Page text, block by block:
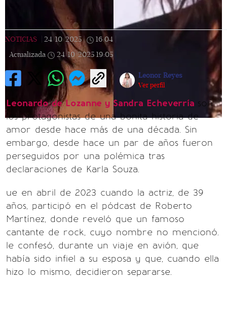
NOTICIAS 24/10/2025 | 16:04
Actualizada
24/10/2025 19:05
Leonor Reyes
Ver perfil
Leonardo de Lozanne y Sandra Echeverría son
los protagonistas de una bonita historia de
amor desde hace más de una década. Sin
embargo, desde hace un par de años fueron
perseguidos por una polémica tras
declaraciones de Karla Souza.
ue en abril de 2023 cuando la actriz, de 39
años, participó en el pódcast de Roberto
Martínez, donde reveló que un famoso
cantante de rock, cuyo nombre no mencionó.
le confesó, durante un viaje en avión, que
había sido infiel a su esposa y que, cuando ella
hizo lo mismo, decidieron separarse.